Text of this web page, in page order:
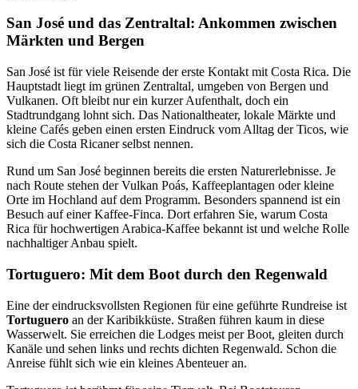
San José und das Zentraltal: Ankommen zwischen
Märkten und Bergen
San José ist für viele Reisende der erste Kontakt mit Costa Rica. Die
Hauptstadt liegt im grünen Zentraltal, umgeben von Bergen und
Vulkanen. Oft bleibt nur ein kurzer Aufenthalt, doch ein
Stadtrundgang lohnt sich. Das Nationaltheater, lokale Märkte und
kleine Cafés geben einen ersten Eindruck vom Alltag der Ticos, wie
sich die Costa Ricaner selbst nennen.
Rund um San José beginnen bereits die ersten Naturerlebnisse. Je
nach Route stehen der Vulkan Poás, Kaffeeplantagen oder kleine
Orte im Hochland auf dem Programm. Besonders spannend ist ein
Besuch auf einer Kaffee-Finca. Dort erfahren Sie, warum Costa
Rica für hochwertigen Arabica-Kaffee bekannt ist und welche Rolle
nachhaltiger Anbau spielt.
Tortuguero: Mit dem Boot durch den Regenwald
Eine der eindrucksvollsten Regionen für eine geführte Rundreise ist
Tortuguero an der Karibikküste. Straßen führen kaum in diese
Wasserwelt. Sie erreichen die Lodges meist per Boot, gleiten durch
Kanäle und sehen links und rechts dichten Regenwald. Schon die
Anreise fühlt sich wie ein kleines Abenteuer an.